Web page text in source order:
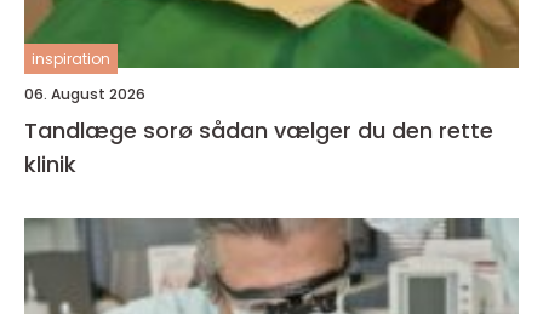
inspiration
06. August 2026
Tandlæge sorø sådan vælger du den rette
klinik